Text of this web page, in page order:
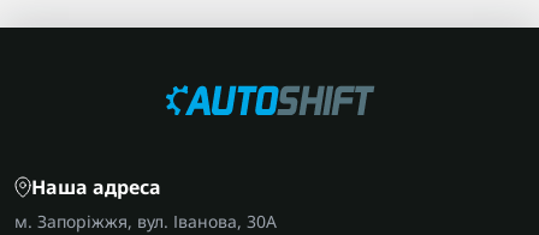
Наша адреса
м. Запоріжжя, вул. Іванова, 30А